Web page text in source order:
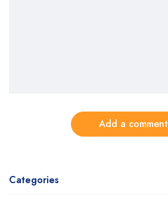
Add a comment
Categories